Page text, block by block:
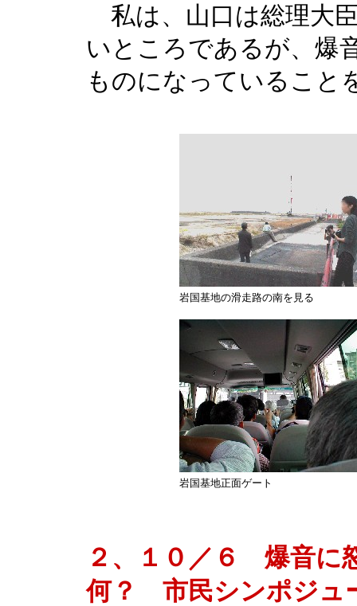
私は、山口は総理大
いところであるが、爆
ものになっていること
岩国基地の滑走路の南を見る
岩国基地正面ゲート
２、１０／６ 爆音に
何？ 市民シンポジュ